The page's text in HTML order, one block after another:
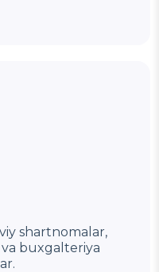
shartnomalar,
buxgalteriya